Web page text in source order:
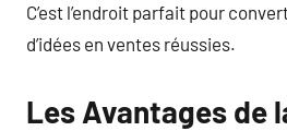
C’est l’endroit parfait pour
d’idées en ventes réussies.
Les Avantages de